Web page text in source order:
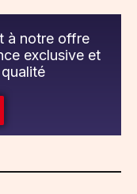
à notre offre
exclusive et